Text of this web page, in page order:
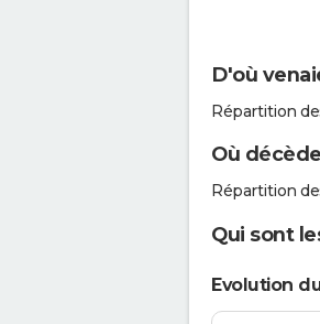
D'où
Répartition
Où
Répartition
Qui sont
Evolution